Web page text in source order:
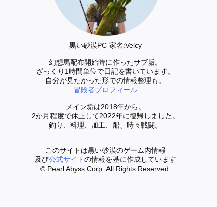
黒い砂漠PC 家名:Velcy
幻想馬配布開始時に作ったサブ垢。
ざっくり1時間単位で日記を書いています。
自分が見たかった形での情報整理も。
冒険者プロフィール
メイン垢は2018年から。
2か月程度で休止して2022年に復帰しました。
釣り、料理、加工、船、時々戦闘。
このサイトは黒い砂漠のゲーム内情報
及び公式サイトの情報を基に作成しています
© Pearl Abyss Corp. All Rights Reserved.